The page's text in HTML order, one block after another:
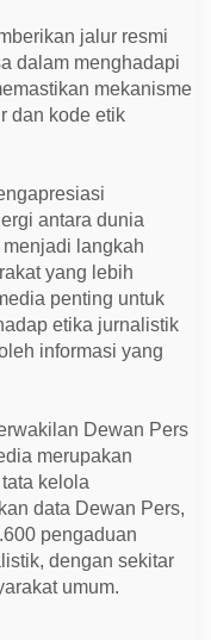
jalur resmi
dalam menghadapi
mekanisme
dan kode etik
antara dunia
langkah
yang lebih
penting untuk
etika jurnalistik
informasi yang
Dewan Pers
merupakan
kelola
data Dewan Pers,
pengaduan
dengan sekitar
umum.